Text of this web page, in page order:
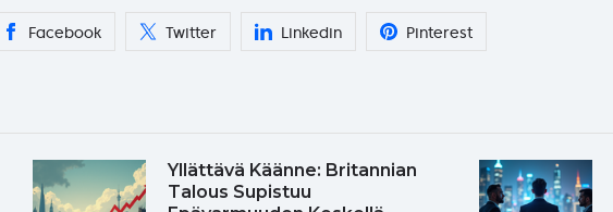
Facebook Twitter Linkedin Pinterest
Yllättävä Käänne: Britannian
Talous Supistuu